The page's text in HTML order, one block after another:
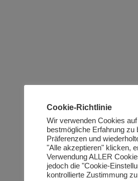
Cookie-Richtlinie
Wir verwenden Cookies
bestmögliche Erfahrung zu
Präferenzen und
"Alle akzeptieren" klicken,
Verwendung ALLER
jedoch die "Cookie-
kontrollierte Zustimmung